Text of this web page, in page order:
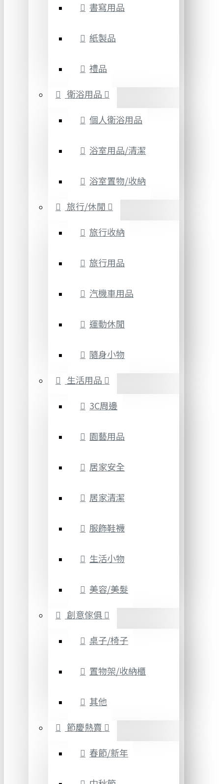
書寫用品
紙製品
禮品
衛浴用品
個人衛浴用品
浴室用品/清潔
浴室置物/收納
旅行/休閒
旅行收納
旅行用品
汽機車用品
運動休閒
隨身小物
生活用品
3C周邊
園藝用品
居家安全
居家清潔
服飾鞋襪
生活小物
美容/美髮
創意傢俱
桌子/椅子
置物架/收納櫃
其他
節慶熱賣
春節/新年